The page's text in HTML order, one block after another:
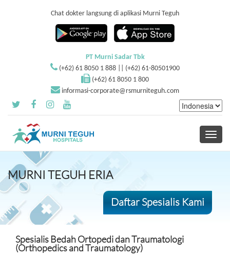
Chat dokter langsung di aplikasi Murni Teguh
PT Murni Sadar Tbk
(+62) 61 8050 1 888 || (+62) 61-80501900
(+62) 61 8050 1 800
informasi-corporate@rsmurniteguh.com
Toggle
MURNI TEGUH ERIA
Daftar Spesialis Kami
Spesialis Bedah Ortopedi dan Traumatologi
(Orthopedics and Traumatology)